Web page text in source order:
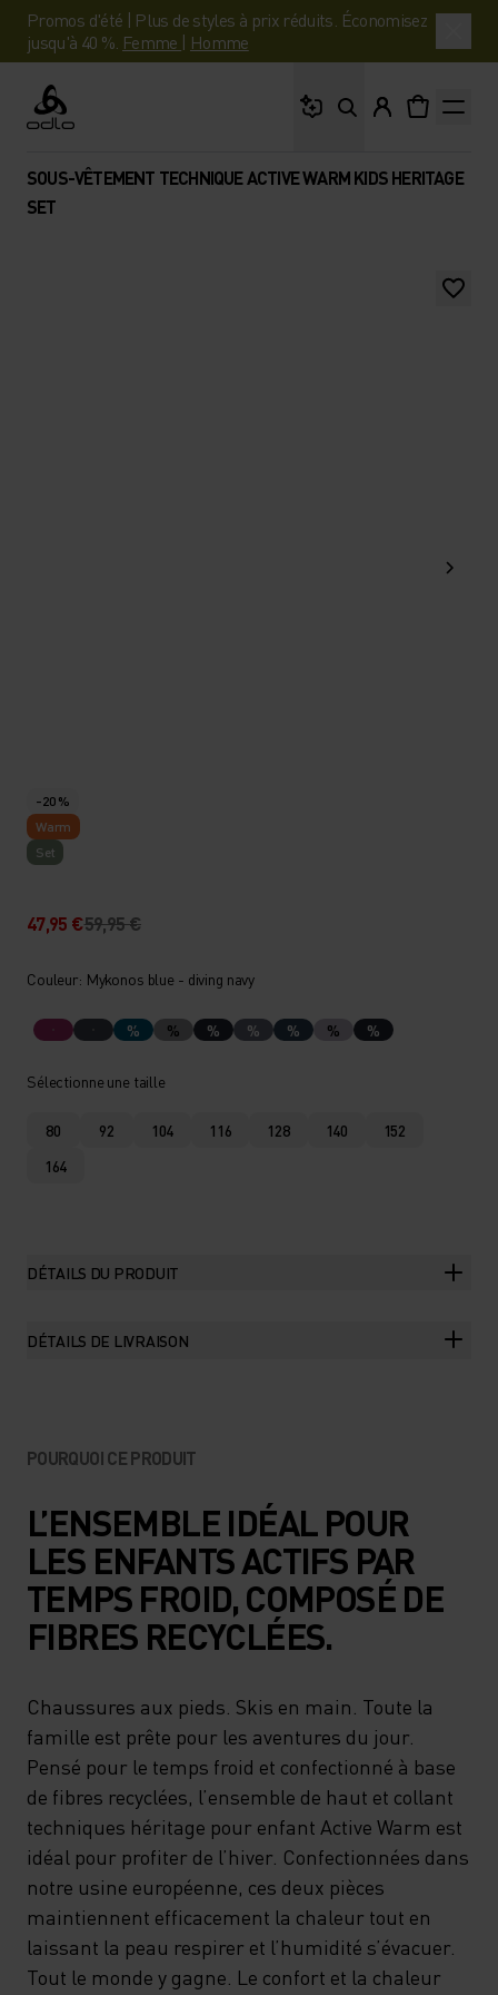
Promos d'été | Plus de styles à prix réduits. Économisez
jusqu'à 40 %. Femme | Homme
Odlo
SOUS-VÊTEMENT TECHNIQUE ACTIVE WARM KIDS HERITAGE
SET
-20 %
Warm
Set
47,95 €59,95 €
Couleur: Mykonos blue - diving navy
% % % % % % %
Sélectionne une taille
80 92 104 116 128 140
152
164
DÉTAILS DU PRODUIT
DÉTAILS DE LIVRAISON
POURQUOI CE PRODUIT
L’ENSEMBLE IDÉAL POUR
LES ENFANTS ACTIFS PAR
TEMPS FROID, COMPOSÉ DE
FIBRES RECYCLÉES.
Chaussures aux pieds. Skis en main. Toute la
famille est prête pour les aventures du jour.
Pensé pour le temps froid et confectionné à base
de fibres recyclées, l’ensemble de haut et collant
techniques héritage pour enfant Active Warm est
idéal pour profiter de l’hiver. Confectionnées dans
notre usine européenne, ces deux pièces
maintiennent efficacement la chaleur tout en
laissant la peau respirer et l’humidité s’évacuer.
Tout le monde y gagne. Le confort et la chaleur